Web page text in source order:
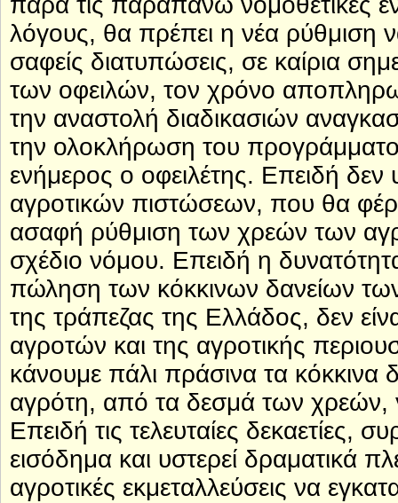
λόγους, θα πρέπει η νέα ρύθμιση
σαφείς διατυπώσεις, σε καίρια
των οφειλών, τον χρόνο
την αναστολή διαδικασιών
την ολοκλήρωση του
ενήμερος ο οφειλέτης. Επειδή δεν
αγροτικών πιστώσεων, που θα
ασαφή ρύθμιση των χρεών των
σχέδιο νόμου. Επειδή η
πώληση των κόκκινων δανείων
της τράπεζας της Ελλάδος, δεν
αγροτών και της αγροτικής
κάνουμε πάλι πράσινα τα κόκκινα
αγρότη, από τα δεσμά των χρεών,
Επειδή τις τελευταίες δεκαετίες,
εισόδημα και υστερεί δραματικά
αγροτικές εκμεταλλεύσεις να